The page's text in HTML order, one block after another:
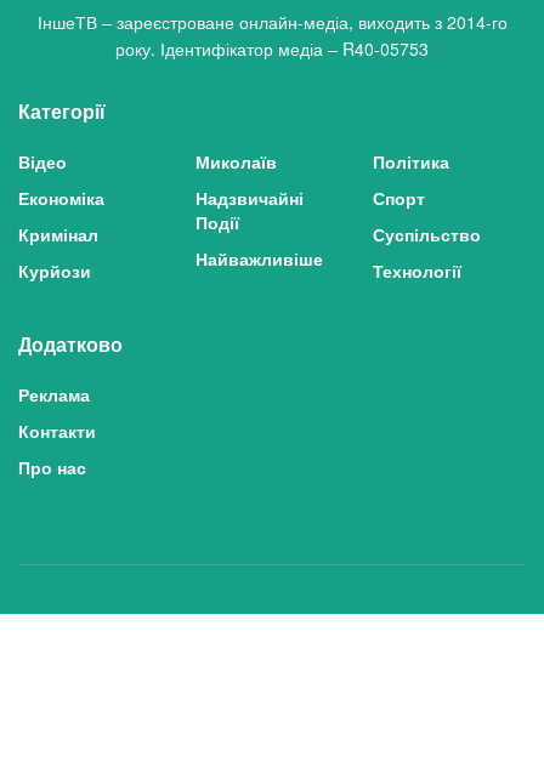
ІншеТВ – зареєстроване онлайн-медіа, виходить з 2014-го
року. Ідентифікатор медіа – R40-05753
Категорії
Відео
Економіка
Кримінал
Курйози
Миколаїв
Надзвичайні
Події
Найважливіше
Політика
Спорт
Суспільство
Технології
Додатково
Реклама
Контакти
Про нас
Політика конфіденційності та захисту персональних даних